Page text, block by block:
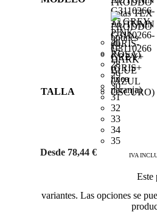
TALLA
26
27
28
29
30
31
32
33
34
35
Desde 78,44 € IVA
Este
variantes. Las opciones se